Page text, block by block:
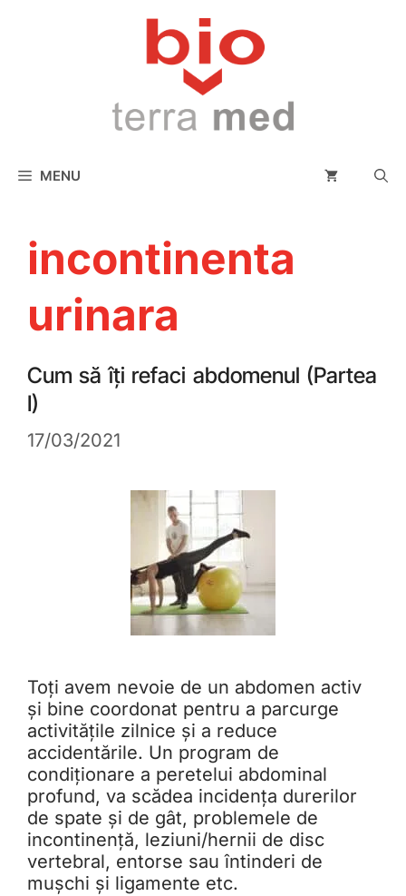
MENU
incontinenta
urinara
Cum să îți refaci abdomenul (Partea
I)
17/03/2021
Toți avem nevoie de un abdomen activ
și bine coordonat pentru a parcurge
activitățile zilnice și a reduce
accidentările. Un program de
condiționare a peretelui abdominal
profund, va scădea incidența durerilor
de spate și de gât, problemele de
incontinență, leziuni/hernii de disc
vertebral, entorse sau întinderi de
mușchi și ligamente etc.